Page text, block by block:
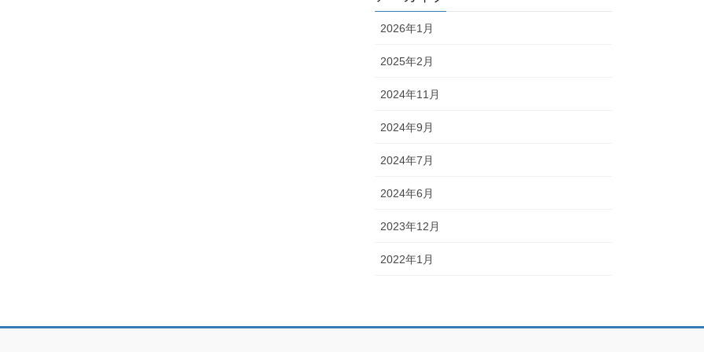
2026年1月
2025年2月
2024年11月
2024年9月
2024年7月
2024年6月
2023年12月
2022年1月